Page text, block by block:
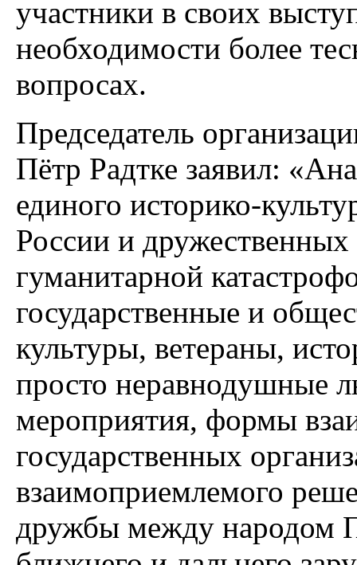
участники в своих
необходимости более
вопросах.
Председатель
Пётр Радтке заявил:
единого историко-
России и
гуманитарной
государственные и
культуры, ветераны,
просто неравнодушные
мероприятия, формы
государственных
взаимоприемлемого
дружбы между народом